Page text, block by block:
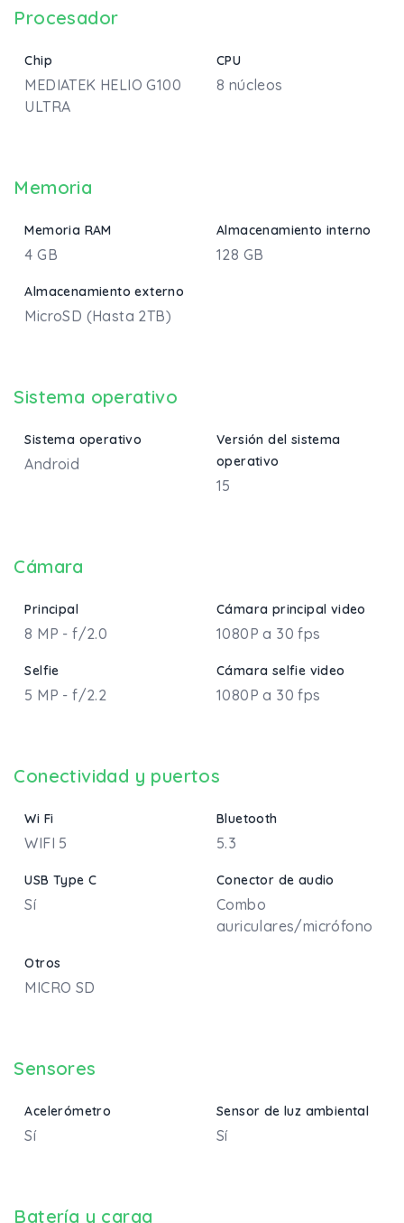
Procesador
Chip
MEDIATEK HELIO G100
ULTRA
CPU
8 núcleos
Memoria
Memoria RAM
4 GB
Almacenamiento interno
128 GB
Almacenamiento externo
MicroSD (Hasta 2TB)
Sistema operativo
Sistema operativo
Android
Versión del sistema
operativo
15
Cámara
Principal
8 MP - f/2.0
Cámara principal video
1080P a 30 fps
Selfie
5 MP - f/2.2
Cámara selfie video
1080P a 30 fps
Conectividad y puertos
Wi Fi
WIFI 5
Bluetooth
5.3
USB Type C
Sí
Conector de audio
Combo
auriculares/micrófono
Otros
MICRO SD
Sensores
Acelerómetro
Sí
Sensor de luz ambiental
Sí
Batería y carga